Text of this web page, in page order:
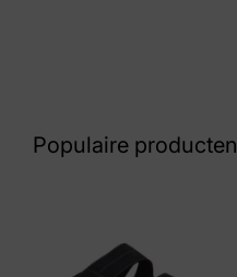
Populaire producten